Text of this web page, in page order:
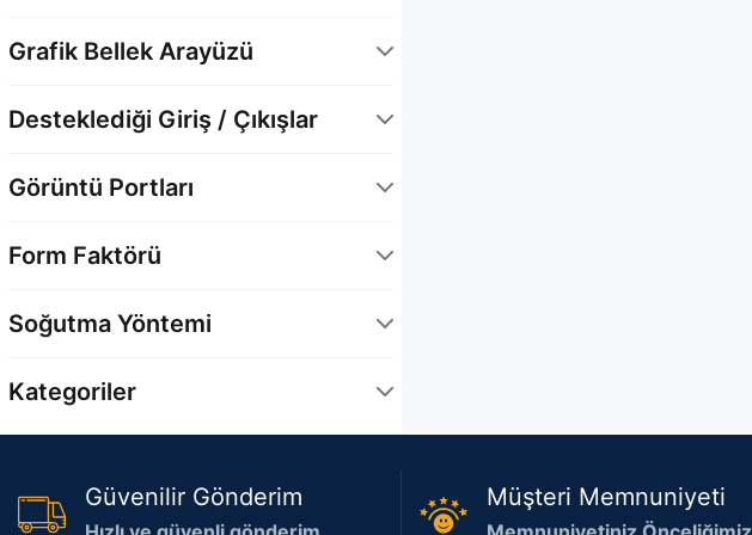
Grafik Bellek Arayüzü
Desteklediği Giriş / Çıkışlar
Görüntü Portları
3 x DisplayPort 2.1b
3
Form Faktörü
Full-Height/Half-Length (FH/HL)
Soğutma Yöntemi
Kategoriler
Bilgisayar Bileşenleri 3
Güvenilir Gönderim Müşteri Memnuniyeti